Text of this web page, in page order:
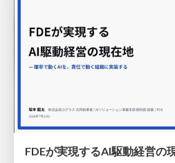
FDEが実現するAI駆動経営の